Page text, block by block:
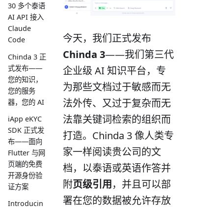
30 多个泰语
AI API 接入
Claude
Code
Chinda 3 正
式发布——
您的知识，
您的服务
器，您的 AI
iApp eKYC
SDK 正式发
布——面向
Flutter 与网
页端的免费
开源身份验
证方案
Introducin
今天，我们正式发布
Chinda 3——我们第三代
企业级 AI 知识平台，专
为那些文档过于敏感而无
法外传、又过于复杂而无
法靠关键词检索的组织而
打造。Chinda 3 像人类专
家一样阅读贵公司的文
档，以泰语或英语作答并
附页级引用，并且可以部
署在您的数据被允许存放